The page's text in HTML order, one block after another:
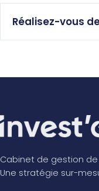
Réalisez-vous
Cabinet de gestion
Une stratégie sur-